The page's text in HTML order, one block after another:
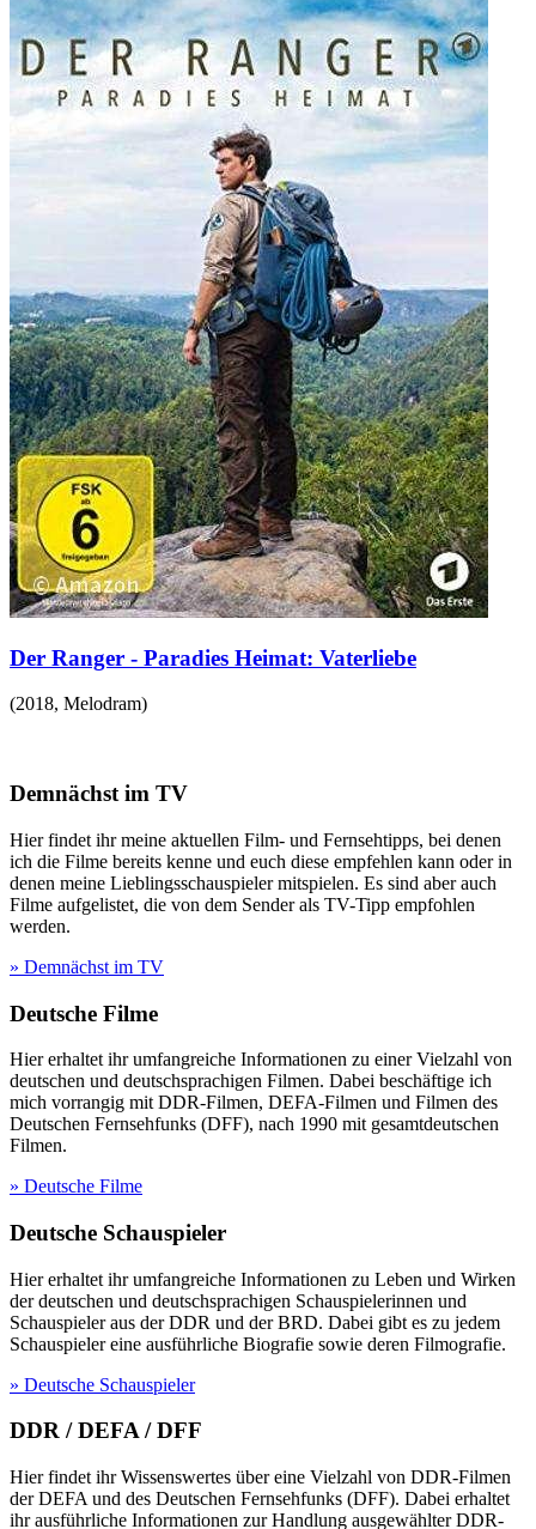
Der Ranger - Paradies Heimat: Vaterliebe
(2018, Melodram)
Demnächst im TV
Hier findet ihr meine aktuellen Film- und Fernsehtipps, bei denen
ich die Filme bereits kenne und euch diese empfehlen kann oder in
denen meine Lieblingsschauspieler mitspielen. Es sind aber auch
Filme aufgelistet, die von dem Sender als TV-Tipp empfohlen
werden.
» Demnächst im TV
Deutsche Filme
Hier erhaltet ihr umfangreiche Informationen zu einer Vielzahl von
deutschen und deutschsprachigen Filmen. Dabei beschäftige ich
mich vorrangig mit DDR-Filmen, DEFA-Filmen und Filmen des
Deutschen Fernsehfunks (DFF), nach 1990 mit gesamtdeutschen
Filmen.
» Deutsche Filme
Deutsche Schauspieler
Hier erhaltet ihr umfangreiche Informationen zu Leben und Wirken
der deutschen und deutschsprachigen Schauspielerinnen und
Schauspieler aus der DDR und der BRD. Dabei gibt es zu jedem
Schauspieler eine ausführliche Biografie sowie deren Filmografie.
» Deutsche Schauspieler
DDR / DEFA / DFF
Hier findet ihr Wissenswertes über eine Vielzahl von DDR-Filmen
der DEFA und des Deutschen Fernsehfunks (DFF). Dabei erhaltet
ihr ausführliche Informationen zur Handlung ausgewählter DDR-